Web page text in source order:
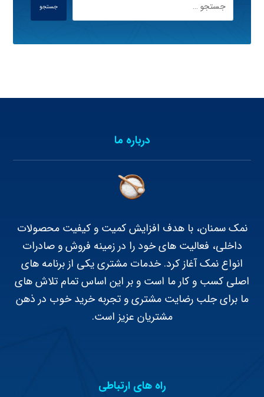
جستجو
درباره ما
نمک سمنان، با هدف افزایش کمیت و کیفیت محصولات
داخلی، فعالیت های خود را در زمینه فروش و صادرات
انواع نمک آغاز کرد. خدمات مشتری یکی از برنامه های
اصلی کسب و کار ما است و بر این اساس تمام تلاش های
ما برای جلب رضایت مشتری و تجربه خرید خوب در ذهن
مشتریان عزیز است.
راه های ارتباطی